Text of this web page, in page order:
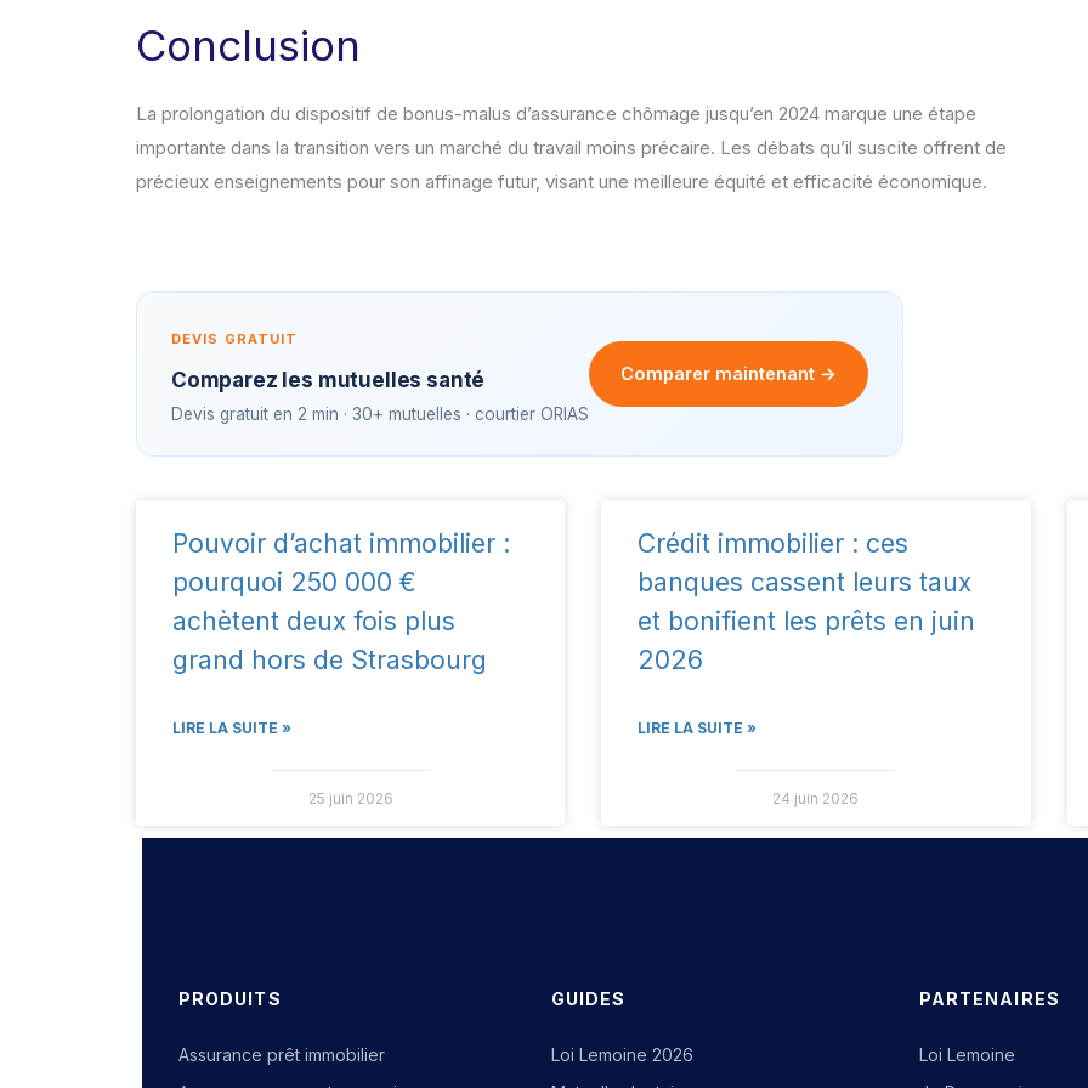
Conclusion
La prolongation du dispositif de bonus-malus d’assurance chômage jusqu’en 2024 marque une étape
importante dans la transition vers un marché du travail moins précaire. Les débats qu’il suscite offrent de
précieux enseignements pour son affinage futur, visant une meilleure équité et efficacité économique.
DEVIS GRATUIT
Comparez les mutuelles santé
Devis gratuit en 2 min · 30+ mutuelles · courtier ORIAS
Comparer maintenant →
Pouvoir d’achat immobilier :
pourquoi 250 000 €
achètent deux fois plus
grand hors de Strasbourg
LIRE LA SUITE »
25 juin 2026
Crédit immobilier : ces
banques cassent leurs taux
et bonifient les prêts en juin
2026
LIRE LA SUITE »
24 juin 2026
PRODUITS
Assurance prêt immobilier
GUIDES
Loi Lemoine 2026
PARTENAIRES
Loi Lemoine